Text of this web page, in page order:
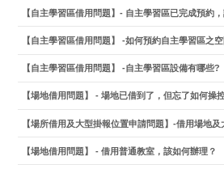
【自主學習區借用問題】- 自主學習區已完成預約
【自主學習區借用問題】 -如何預約自主學習區之
【自主學習區借用問題】 -自主學習區設備有哪些?
【場地借用問題】 - 場地已借到了，但忘了如何操
【場所借用及大型掛報位置申請問題】-借用場地及
【場地借用問題】 - 借用普通教室，該如何辦理？